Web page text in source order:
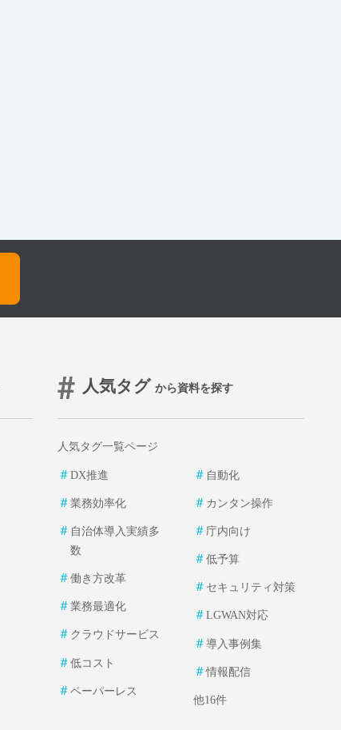
人気タグ から資料を探す
人気タグ一覧ページ
＃ DX推進
＃ 業務効率化
＃ 自治体導入実績多
数
＃ 働き方改革
＃ 業務最適化
＃ クラウドサービス
＃ 低コスト
＃ ペーパーレス
＃ 自動化
＃ カンタン操作
＃ 庁内向け
＃低予算
＃ セキュリティ対策
＃LGWAN対応
＃導入事例集
＃情報配信
他16件